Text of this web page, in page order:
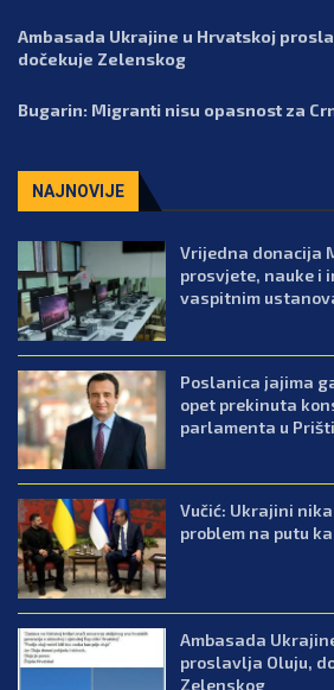
Ambasada Ukrajine u Hrvatskoj
dočekuje Zelenskog
Bugarin: Migranti nisu opasnost za
NAJNOVIJE
Vrijedna donacija
prosvjete, nauke i
vaspitnim
Poslanica jajima
opet prekinuta
parlamenta u
Vučić: Ukrajini
problem na putu ka
Ambasada
proslavlja Oluju,
Zelenskog